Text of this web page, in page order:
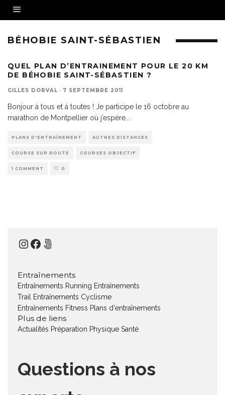
BÉHOBIE SAINT-SÉBASTIEN
QUEL PLAN D’ENTRAINEMENT POUR LE 20 KM
DE BÉHOBIE SAINT-SÉBASTIEN ?
GILLES DORVAL · 7 SEPTEMBRE 2011
Bonjour à tous et à toutes ! Je participe le 16 octobre au
marathon de Montpellier où j’espère
PLANS D'ENTRAÎNEMENT AUTRES DISTANCES
COURSE SUR ROUTE COURSES OBJECTIF
1 COMMENT 0
Instagram
Facebook
500px
Entraînements
Entraînements Running Entraînements
Trail
Entraînements Cyclisme
Entraînements Fitness Plans d'entraînements
Plus de liens
Actualités Préparation Physique Santé
Questions à nos